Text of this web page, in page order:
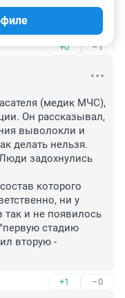
так и не
+0 –1
(медик МЧС),
Он рассказывал,
выволокли и
делать нельзя.
задохнулись
которого
ни у
и не появилось
стадию
вторую -
+1 –0